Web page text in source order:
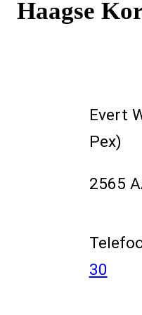
Haagse
Evert
Pex)
2565
30